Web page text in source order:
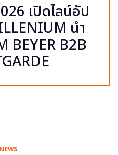
เปิดไลน์อัป
นำ
BEYER B2B